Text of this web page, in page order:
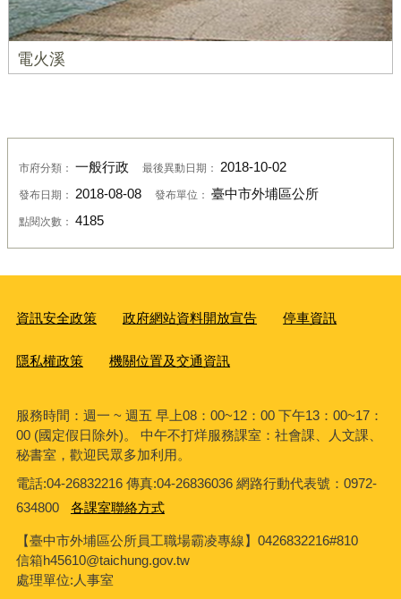
電火溪
市府分類： 一般行政 最後異動日期： 2018-10-02
發布日期： 2018-08-08 發布單位： 臺中市外埔區公所
點閱次數： 4185
資訊安全政策 政府網站資料開放宣告 停車資訊
隱私權政策 機關位置及交通資訊
服務時間：週一 ~ 週五 早上08：00~12：00 下午13：00~17：
00 (國定假日除外)。 中午不打烊服務課室：社會課、人文課、
秘書室，歡迎民眾多加利用。
電話:04-26832216 傳真:04-26836036 網路行動代表號：0972-
634800
各課室聯絡方式
【臺中市外埔區公所員工職場霸凌專線】0426832216#810
信箱h45610@taichung.gov.tw
處理單位:人事室